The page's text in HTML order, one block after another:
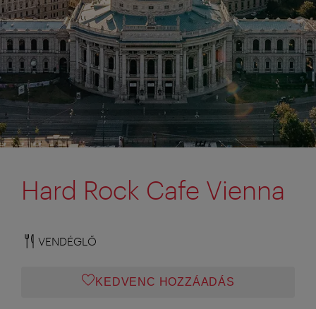
Hard Rock Cafe Vienna
VENDÉGLŐ
KEDVENC HOZZÁADÁS